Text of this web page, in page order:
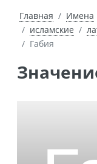
Главная Имена
исламские
Габия